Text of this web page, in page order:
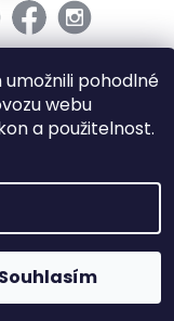
pohodlné
webu
a použitelnost.
Souhlasím
práva vyhrazena.